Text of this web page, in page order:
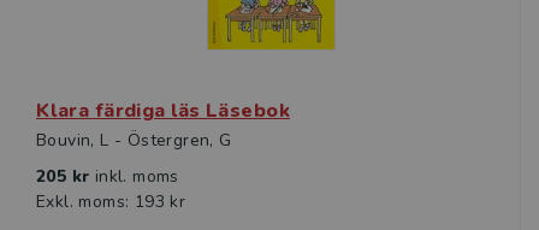
Klara färdiga läs Läsebok
Bouvin, L - Östergren, G
205 kr inkl. moms
Exkl. moms: 193 kr